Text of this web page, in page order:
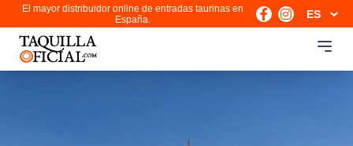
El mayor distribuidor online de entradas taurinas en
España.